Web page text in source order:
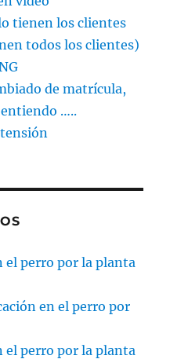
tienen los clientes
todos los clientes)
de matrícula,
entiendo …..
perro por la planta
en el perro por
perro por la planta